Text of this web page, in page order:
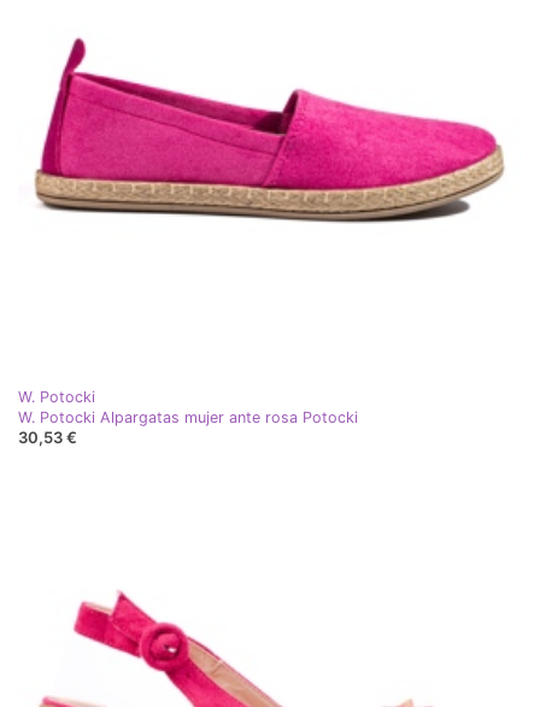
W. Potocki
W. Potocki Alpargatas mujer ante rosa Potocki
30,53 €